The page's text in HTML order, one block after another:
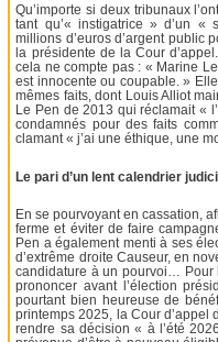
Qu’importe si deux tribunaux
tant qu’« instigatrice » d’un «
millions d’euros d’argent public
la présidente de la Cour
cela ne compte pas : « Marine
est innocente ou coupable. »
mêmes faits, dont Louis Alliot
Le Pen de 2013 qui réclamait «
condamnés pour des faits
clamant « j’ai une éthique, une
Le pari d’un lent calendrier
En se pourvoyant en cassation,
ferme et éviter de faire
Pen a également menti à ses
d’extrême droite Causeur, en
candidature à un pourvoi… Pour
prononcer avant l’élection
pourtant bien heureuse de
printemps 2025, la Cour d’appel
rendre sa décision « à l’été